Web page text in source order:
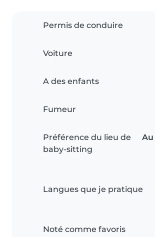
Permis de conduire
Voiture
A des enfants
Fumeur
Préférence du lieu de
baby-sitting
Langues que je pratique
Noté comme favoris